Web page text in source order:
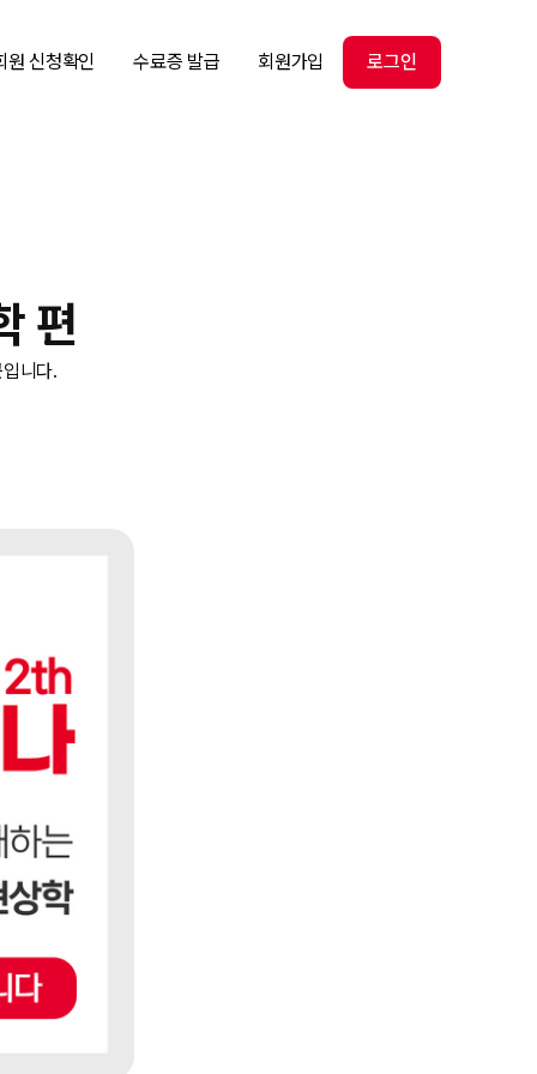
원 신청확인 수료증 발급 회원가입 로그인
편
니다.